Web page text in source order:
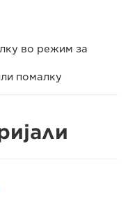
во режим за
помалку